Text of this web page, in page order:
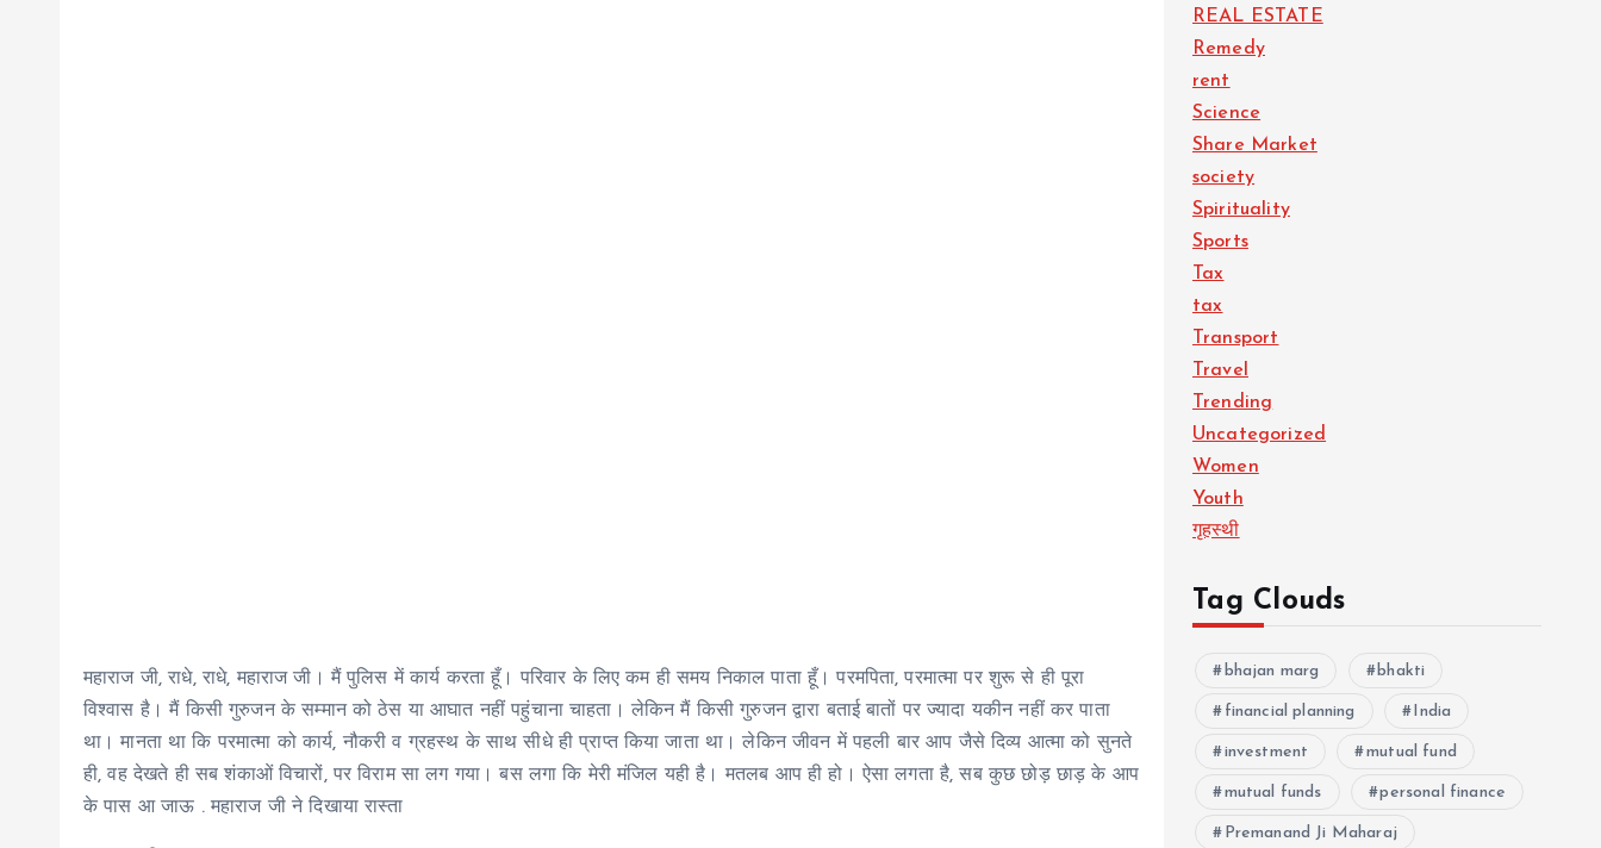
महाराज जी, राधे, राधे, महाराज जी। मैं पुलिस में कार्य करता हूँ। परिवार के लिए कम ही समय निकाल पाता हूँ। परमपिता, परमात्मा पर शुरू से ही पूरा
विश्वास है। मैं किसी गुरुजन के सम्मान को ठेस या आघात नहीं पहुंचाना चाहता। लेकिन मैं किसी गुरुजन द्वारा बताई बातों पर ज्यादा यकीन नहीं कर पाता
था। मानता था कि परमात्मा को कार्य, नौकरी व ग्रहस्थ के साथ सीधे ही प्राप्त किया जाता था। लेकिन जीवन में पहली बार आप जैसे दिव्य आत्मा को सुनते
ही, वह देखते ही सब शंकाओं विचारों, पर विराम सा लग गया। बस लगा कि मेरी मंजिल यही है। मतलब आप ही हो। ऐसा लगता है, सब कुछ छोड़ छाड़ के आप
के पास आ जाऊ . महाराज जी ने दिखाया रास्ता
REAL ESTATE
Remedy
rent
Science
Share Market
society
Spirituality
Sports
Tax
tax
Transport
Travel
Trending
Uncategorized
Women
Youth
गृहस्थी
Tag Clouds
bhajan marg bhakti
financial planning India
investment mutual fund
mutual funds personal finance
Premanand Ji Maharaj